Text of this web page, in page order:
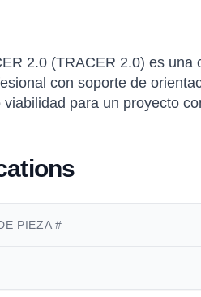
2.0 (TRACER 2.0) es
con soporte de
viabilidad para un proyecto
PIEZA #